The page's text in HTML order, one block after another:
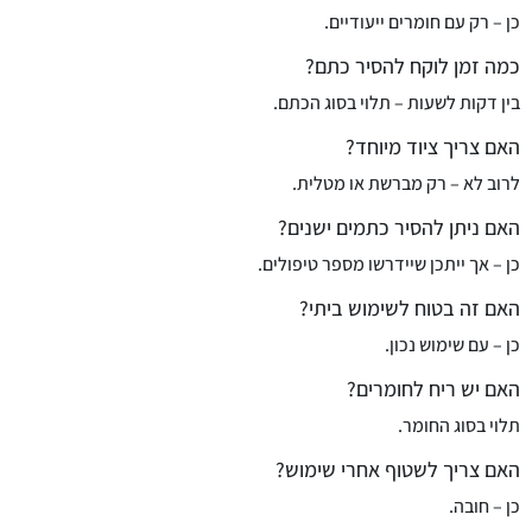
כן – רק עם חומרים ייעודיים.
כמה זמן לוקח להסיר כתם?
בין דקות לשעות – תלוי בסוג הכתם.
האם צריך ציוד מיוחד?
לרוב לא – רק מברשת או מטלית.
האם ניתן להסיר כתמים ישנים?
כן – אך ייתכן שיידרשו מספר טיפולים.
האם זה בטוח לשימוש ביתי?
כן – עם שימוש נכון.
האם יש ריח לחומרים?
תלוי בסוג החומר.
האם צריך לשטוף אחרי שימוש?
כן – חובה.